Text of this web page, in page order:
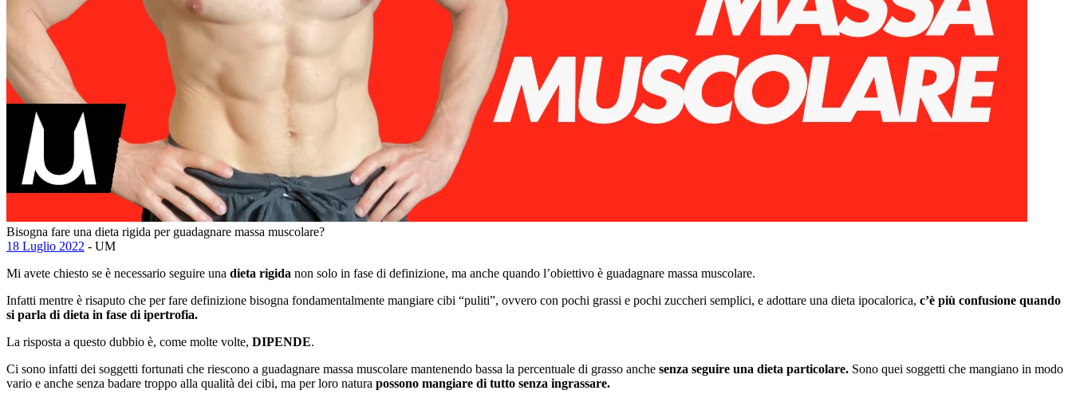
Bisogna fare una dieta rigida per guadagnare massa muscolare?
18 Luglio 2022 - UM
Mi avete chiesto se è necessario seguire una dieta rigida non solo in fase di definizione, ma anche quando l’obiettivo è guadagnare massa muscolare.
Infatti mentre è risaputo che per fare definizione bisogna fondamentalmente mangiare cibi “puliti”, ovvero con pochi grassi e pochi zuccheri semplici, e adottare una dieta ipocalorica, c’è più confusione quando
si parla di dieta in fase di ipertrofia.
La risposta a questo dubbio è, come molte volte, DIPENDE.
Ci sono infatti dei soggetti fortunati che riescono a guadagnare massa muscolare mantenendo bassa la percentuale di grasso anche senza seguire una dieta particolare. Sono quei soggetti che mangiano in modo
vario e anche senza badare troppo alla qualità dei cibi, ma per loro natura possono mangiare di tutto senza ingrassare.